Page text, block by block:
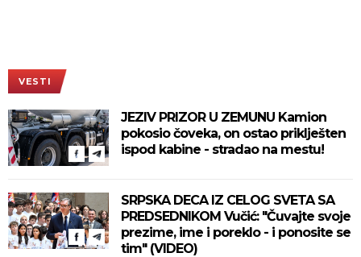
VESTI
JEZIV PRIZOR U ZEMUNU Kamion
pokosio čoveka, on ostao priklješten
ispod kabine - stradao na mestu!
SRPSKA DECA IZ CELOG SVETA SA
PREDSEDNIKOM Vučić: "Čuvajte svoje
prezime, ime i poreklo - i ponosite se
tim" (VIDEO)